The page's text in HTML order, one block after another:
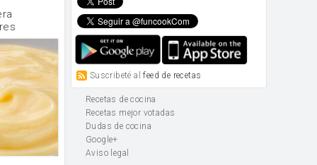
Suscribeté alfeed de recetas
Recetas de cocina
Recetas mejor votadas
Dudas de cocina
Google+
Aviso legal